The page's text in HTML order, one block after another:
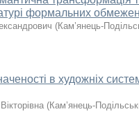
формальних
(Кам’янець-
в художніх
(Кам’янець-